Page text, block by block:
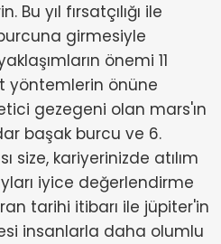
yıl fırsatçılığı ile
girmesiyle
önemi 11
yöntemlerin önüne
gezegeni olan mars'ın
başak burcu ve 6.
size, kariyerinizde atılım
iyice değerlendirme
tarihi itibarı ile jüpiter'in
insanlarla daha olumlu